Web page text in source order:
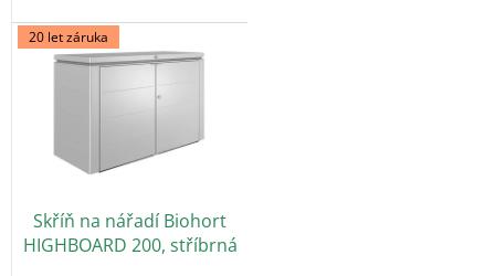
20 let záruka
Skříň na nářadí Biohort
HIGHBOARD 200, stříbrná